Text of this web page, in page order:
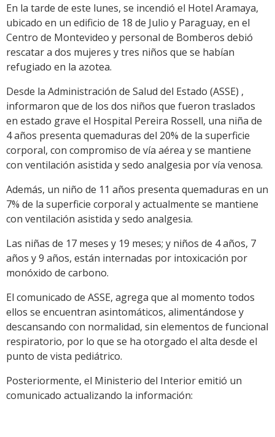
En la tarde de este lunes, se incendió el Hotel Aramaya,
ubicado en un edificio de 18 de Julio y Paraguay, en el
Centro de Montevideo y personal de Bomberos debió
rescatar a dos mujeres y tres niños que se habían
refugiado en la azotea.
Desde la Administración de Salud del Estado (ASSE) ,
informaron que de los dos niños que fueron traslados
en estado grave el Hospital Pereira Rossell, una niña de
4 años presenta quemaduras del 20% de la superficie
corporal, con compromiso de vía aérea y se mantiene
con ventilación asistida y sedo analgesia por vía venosa.
Además, un niño de 11 años presenta quemaduras en un
7% de la superficie corporal y actualmente se mantiene
con ventilación asistida y sedo analgesia.
Las niñas de 17 meses y 19 meses; y niños de 4 años, 7
años y 9 años, están internadas por intoxicación por
monóxido de carbono.
El comunicado de ASSE, agrega que al momento todos
ellos se encuentran asintomáticos, alimentándose y
descansando con normalidad, sin elementos de funcional
respiratorio, por lo que se ha otorgado el alta desde el
punto de vista pediátrico.
Posteriormente, el Ministerio del Interior emitió un
comunicado actualizando la información: